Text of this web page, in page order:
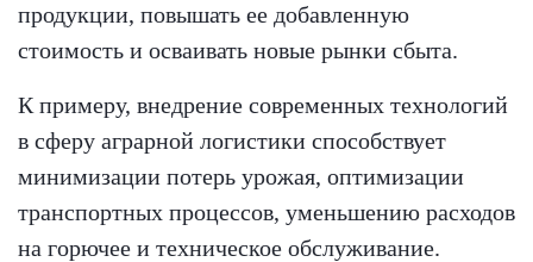
продукции, повышать ее добавленную
стоимость и осваивать новые рынки сбыта.
К примеру, внедрение современных технологий
в сферу аграрной логистики способствует
минимизации потерь урожая, оптимизации
транспортных процессов, уменьшению расходов
на горючее и техническое обслуживание.